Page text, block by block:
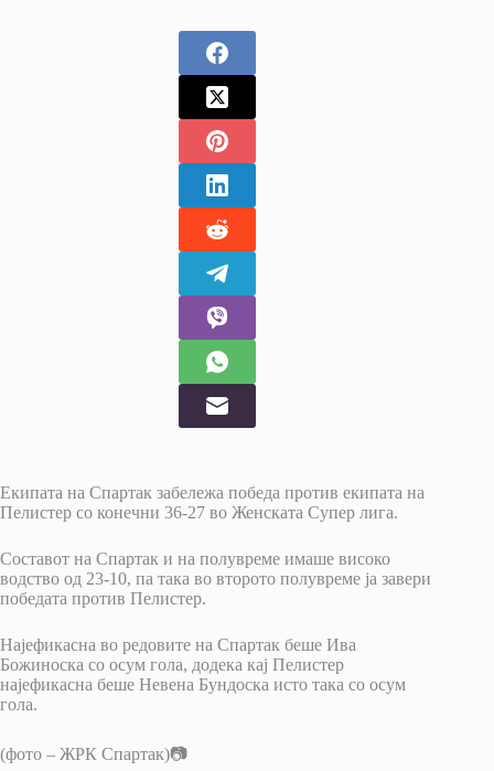
Екипата на Спартак забележа победа против екипата на
Пелистер со конечни 36-27 во Женската Супер лига.
Составот на Спартак и на полувреме имаше високо
водство од 23-10, па така во второто полувреме ја завери
победата против Пелистер.
Најефикасна во редовите на Спартак беше Ива
Божиноска со осум гола, додека кај Пелистер
најефикасна беше Невена Бундоска исто така со осум
гола.
(фото – ЖРК Спартак)📷